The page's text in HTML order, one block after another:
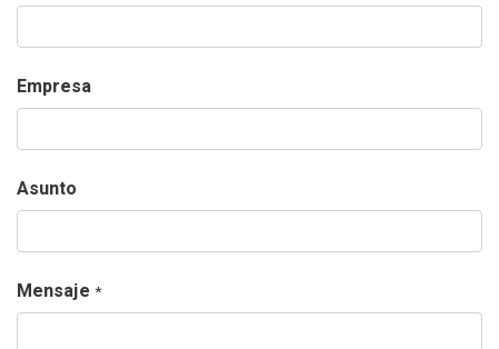
Empresa
Asunto
Mensaje *